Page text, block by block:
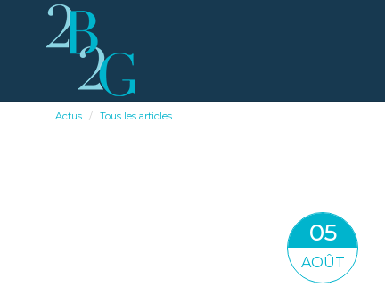
Actus Tous les articles
05
AOÛT